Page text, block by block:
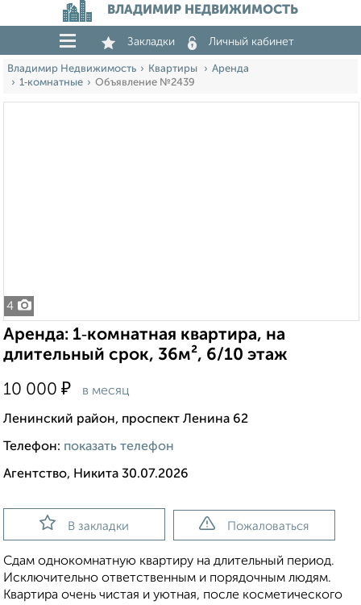
ВЛАДИМИР НЕДВИЖИМОСТЬ
Закладки Личный кабинет
Владимир Недвижимость Квартиры
Аренда
1‑комнатные
Объявление №2439
4
Аренда: 1‑комнатная квартира, на
длительный срок, 36м², 6/10 этаж
10 000 ₽ в месяц
Ленинский район, проспект Ленина 62
Телефон: показать телефон
Агентство, Никита 30.07.2026
В закладки Пожаловаться
Сдам однокомнатную квартиру на длительный период.
Исключительно ответственным и порядочным людям.
Квартира очень чистая и уютная, после косметического